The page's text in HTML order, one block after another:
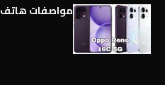
مواصفات هاتف Oppo Reno 16c 5G كاملة